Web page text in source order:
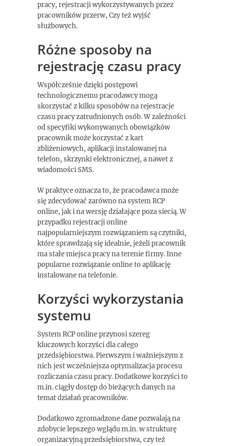
pracy, rejestracji wykorzystywanych przez
pracowników przerw, Czy też wyjść
służbowych.
Różne sposoby na
rejestrację czasu pracy
Współcześnie dzięki postępowi
technologicznemu pracodawcy mogą
skorzystać z kilku sposobów na rejestracje
czasu pracy zatrudnionych osób. W zależności
od specyfiki wykonywanych obowiązków
pracownik może korzystać z kart
zbliżeniowych, aplikacji instalowanej na
telefon, skrzynki elektronicznej, a nawet z
wiadomości SMS.
W praktyce oznacza to, że pracodawca może
się zdecydować zarówno na system RCP
online, jak i na wersję działające poza siecią. W
przypadku rejestracji online
najpopularniejszym rozwiązaniem są czytniki,
które sprawdzają się idealnie, jeżeli pracownik
ma stałe miejsca pracy na terenie firmy. Inne
popularne rozwiązanie online to aplikację
instalowane na telefonie.
Korzyści wykorzystania
systemu
System RCP online przynosi szereg
kluczowych korzyści dla całego
przedsiębiorstwa. Pierwszym i ważniejszym z
nich jest wcześniejsza optymalizacja procesu
rozliczania czasu pracy. Dodatkowe korzyści to
m.in. ciągły dostęp do bieżących danych na
temat działań pracowników.
Dodatkowo zgromadzone dane pozwalają na
zdobycie lepszego wglądu m.in. w strukturę
organizacyjną przedsiębiorstwa, czy też